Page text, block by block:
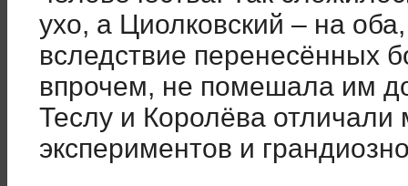
ухо, а Циолковский – на
вследствие перенесённых
впрочем, не помешала им
Теслу и Королёва отличали
экспериментов и